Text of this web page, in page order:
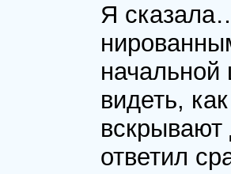
Я
видеть,
ответил